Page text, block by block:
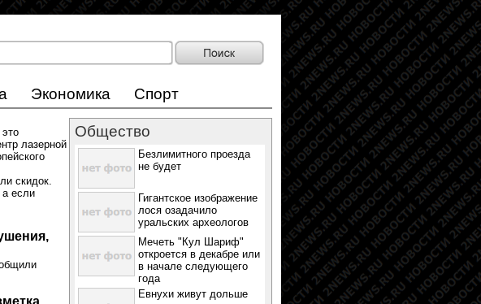
Экономика
Спорт
это
лазерной
скидок.
а если
Общество
Безлимитного проезда
не будет
Гигантское изображение
лося озадачило
уральских археологов
Мечеть "Кул Шариф"
откроется в декабре или
в начале следующего
года
Евнухи живут дольше